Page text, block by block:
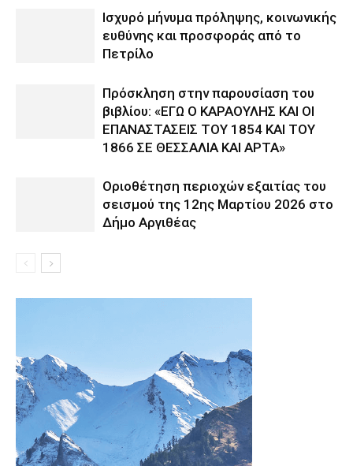
Ισχυρό μήνυμα πρόληψης, κοινωνικής
ευθύνης και προσφοράς από το
Πετρίλο
Πρόσκληση στην παρουσίαση του
βιβλίου: «ΕΓΩ Ο ΚΑΡΑΟΥΛΗΣ ΚΑΙ ΟΙ
ΕΠΑΝΑΣΤΑΣΕΙΣ ΤΟΥ 1854 ΚΑΙ ΤΟΥ
1866 ΣΕ ΘΕΣΣΑΛΙΑ ΚΑΙ ΑΡΤΑ»
Οριοθέτηση περιοχών εξαιτίας του
σεισμού της 12ης Μαρτίου 2026 στο
Δήμο Αργιθέας